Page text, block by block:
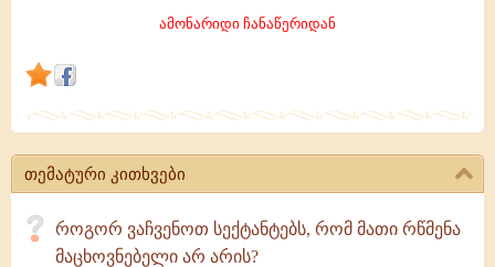
სიყვარულს,
სათნოებას,
ქმნიან,
აშენებენ,
ამონარიდი ჩანაწერიდან
თემატური კითხვები
როგორ ვაჩვენოთ სექტანტებს, რომ მათი რწმენა
მაცხოვნებელი არ არის?